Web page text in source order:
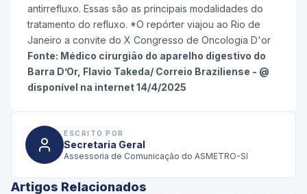
antirrefluxo. Essas são as principais modalidades do
tratamento do refluxo. *O repórter viajou ao Rio de
Janeiro a convite do X Congresso de Oncologia D'or
Fonte: Médico cirurgião do aparelho digestivo do
Barra D’Or, Flavio Takeda/ Correio Braziliense - @
disponível na internet 14/4/2025
ESCRITO POR
Secretaria Geral
Assessoria de Comunicação do ASMETRO-SI
Artigos Relacionados